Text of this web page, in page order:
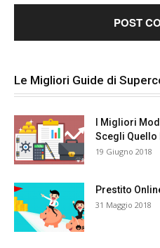
Le Migliori Guide di
I Migliori
Scegli Quello
19 Giugno 2018
Prestito
31 Maggio 2018